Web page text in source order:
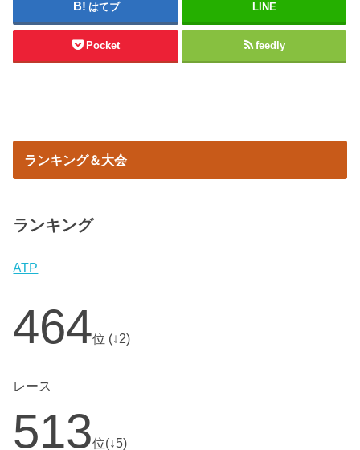
はてブ LINE
Pocket feedly
ランキング＆大会
ランキング
ATP
464位 (↓2)
レース
513位(↓5)